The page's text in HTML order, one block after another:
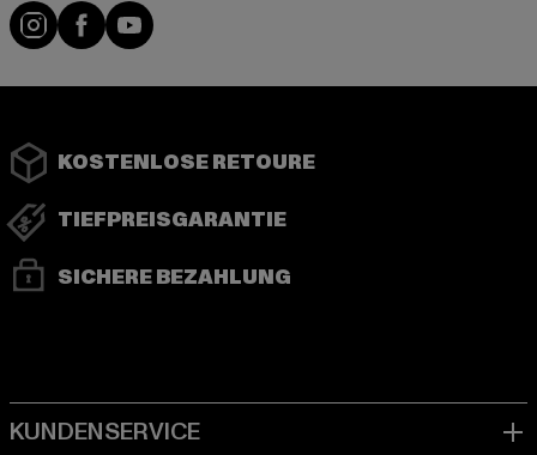
Instagram
FacebookYouTube
KOSTENLOSE RETOURE
TIEFPREISGARANTIE
SICHERE BEZAHLUNG